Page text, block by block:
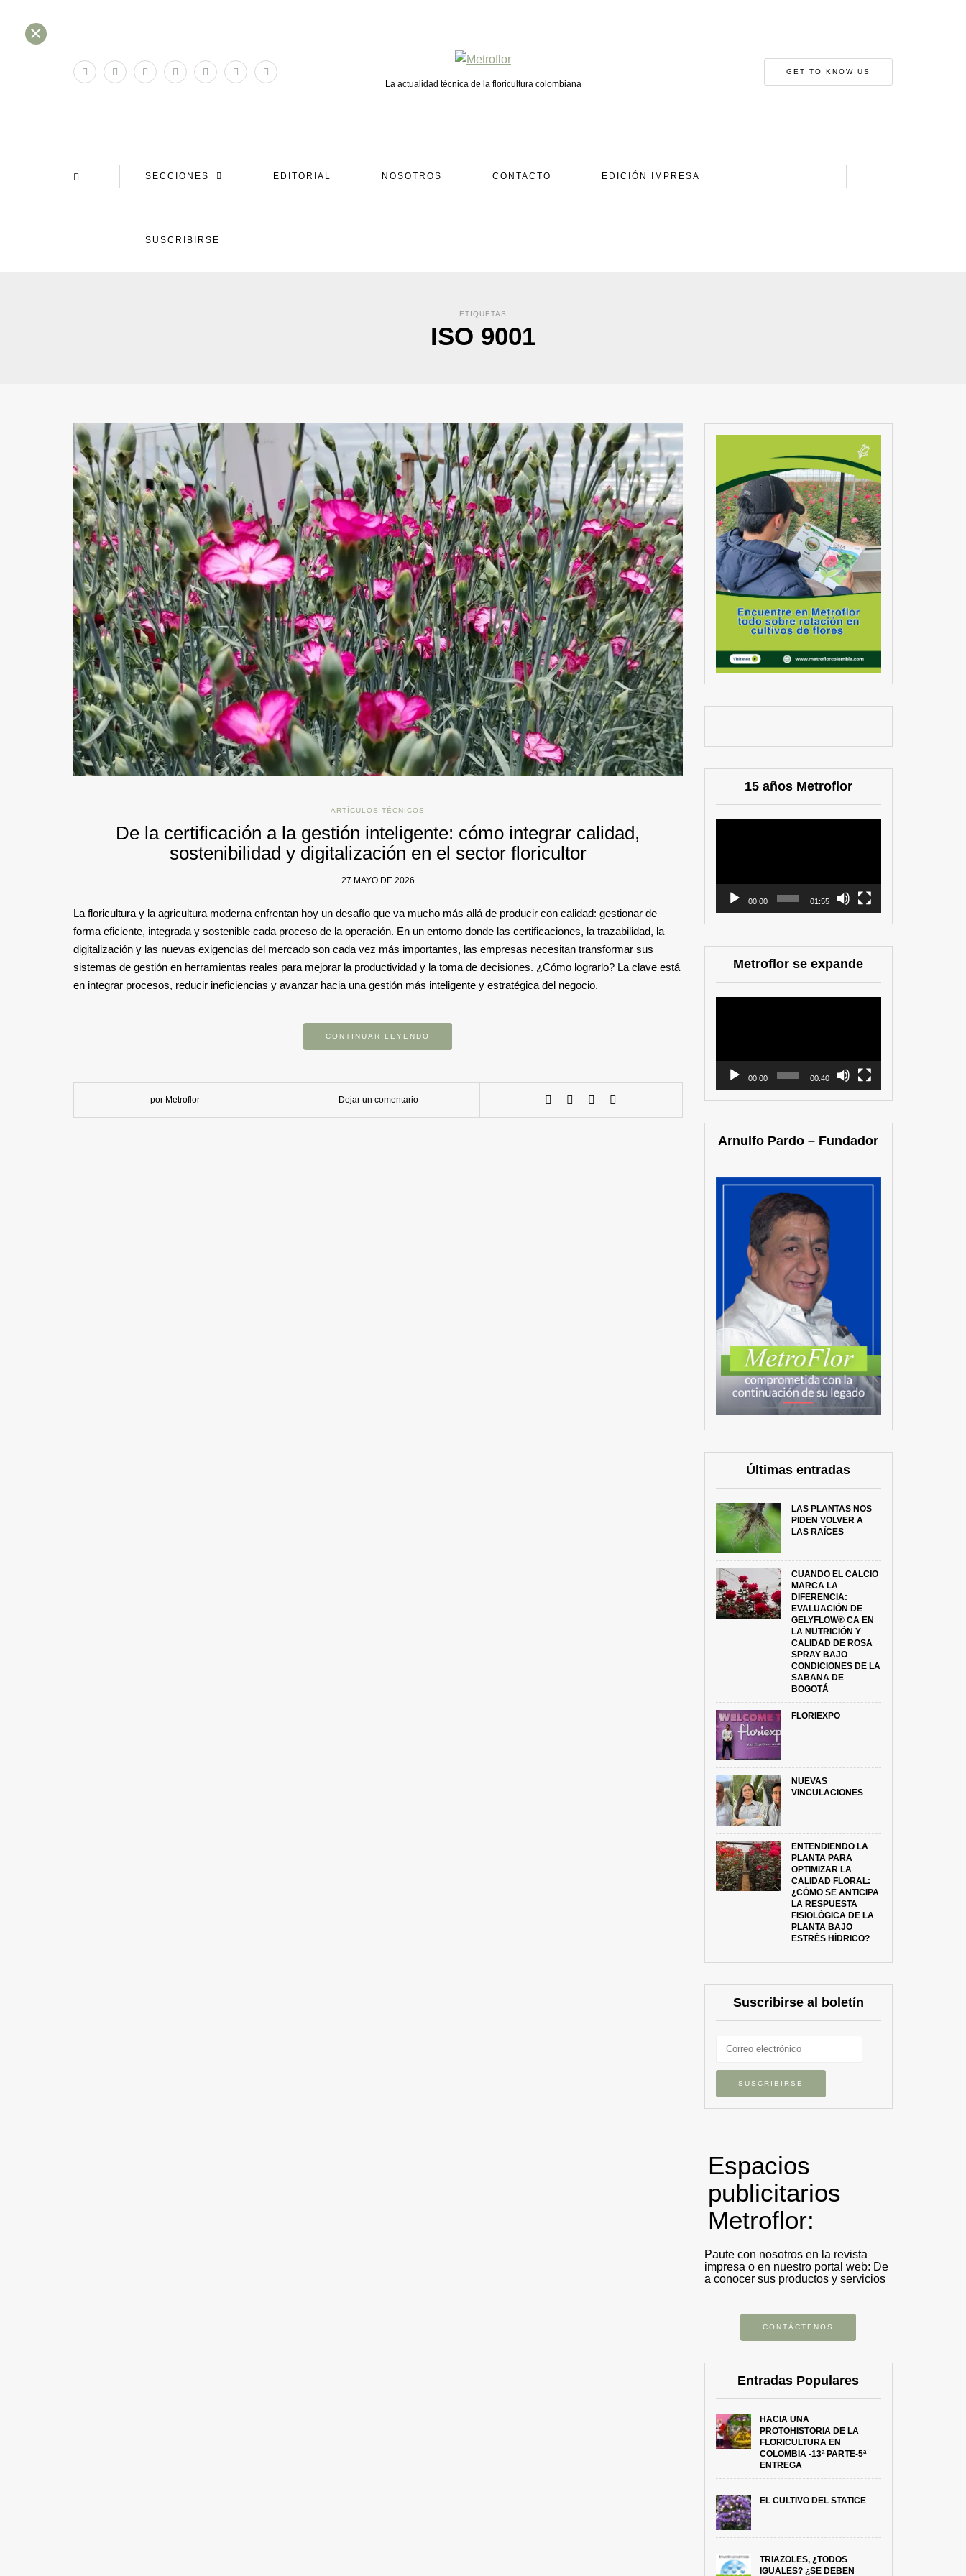
La actualidad técnica de la floricultura colombiana
GET TO KNOW US
SECCIONES EDITORIAL NOSOTROS CONTACTO EDICIÓN IMPRESA
SUSCRIBIRSE
ETIQUETAS
ISO 9001
ARTÍCULOS TÉCNICOS
De la certificación a la gestión inteligente: cómo integrar calidad,
sostenibilidad y digitalización en el sector floricultor
27 MAYO DE 2026
La floricultura y la agricultura moderna enfrentan hoy un desafío que va mucho más allá de producir con calidad: gestionar de
forma eficiente, integrada y sostenible cada proceso de la operación. En un entorno donde las certificaciones, la trazabilidad, la
digitalización y las nuevas exigencias del mercado son cada vez más importantes, las empresas necesitan transformar sus
sistemas de gestión en herramientas reales para mejorar la productividad y la toma de decisiones. ¿Cómo lograrlo? La clave está
en integrar procesos, reducir ineficiencias y avanzar hacia una gestión más inteligente y estratégica del negocio.
CONTINUAR LEYENDO
por Metroflor Dejar un comentario
15 años Metroflor
00:00 01:55
Metroflor se expande
00:00 00:40
Arnulfo Pardo – Fundador
Últimas entradas
LAS PLANTAS NOS
PIDEN VOLVER A
LAS RAÍCES
CUANDO EL CALCIO
MARCA LA
DIFERENCIA:
EVALUACIÓN DE
GELYFLOW® CA EN
LA NUTRICIÓN Y
CALIDAD DE ROSA
SPRAY BAJO
CONDICIONES DE LA
SABANA DE
BOGOTÁ
FLORIEXPO
NUEVAS
VINCULACIONES
ENTENDIENDO LA
PLANTA PARA
OPTIMIZAR LA
CALIDAD FLORAL:
¿CÓMO SE ANTICIPA
LA RESPUESTA
FISIOLÓGICA DE LA
PLANTA BAJO
ESTRÉS HÍDRICO?
Suscribirse al boletín
Espacios
publicitarios
Metroflor:
Paute con nosotros en la revista
impresa o en nuestro portal web: De
a conocer sus productos y servicios
CONTÁCTENOS
Entradas Populares
HACIA UNA
PROTOHISTORIA DE LA
FLORICULTURA EN
COLOMBIA -13ª PARTE-5ª
ENTREGA
EL CULTIVO DEL STATICE
TRIAZOLES, ¿TODOS
IGUALES? ¿SE DEBEN
×